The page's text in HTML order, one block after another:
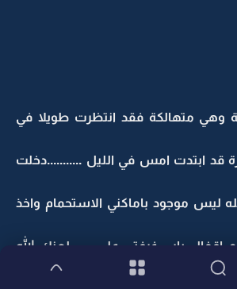
وهي متهالكة فقد انتظرت طويلا في
قد ابتدت امس في الليل ...........دخلت
لله ليس موجود باماكني الاستحمام واخذ
اقفال باب غرفتي علي .......لعنك الله